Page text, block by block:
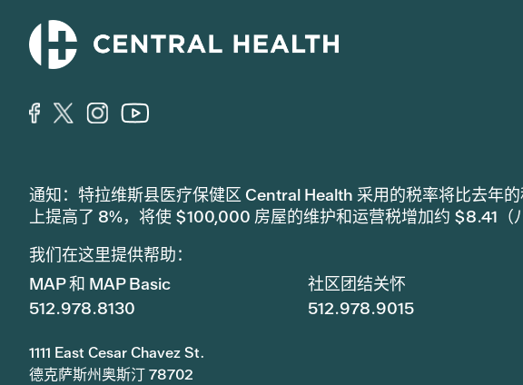
通知：特拉维斯县医疗保健区 Central Health 采用的税率将比去年
上提高了 8%，将使 $100,000 房屋的维护和运营税增加约 $8.41（
我们在这里提供帮助：
MAP 和 MAP Basic
512.978.8130
社区团结关怀
512.978.9015
1111 East Cesar Chavez St.
德克萨斯州奥斯汀 78702